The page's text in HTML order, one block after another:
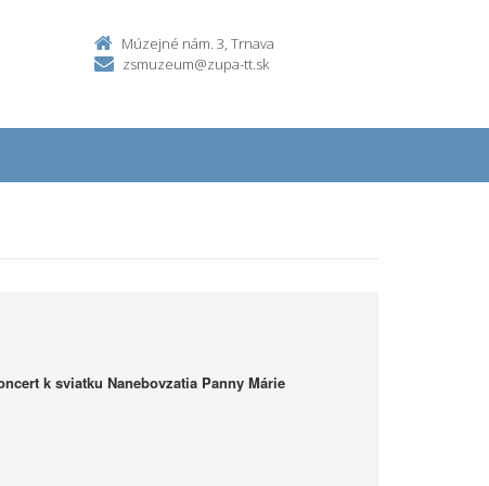
Múzejné nám. 3, Trnava
zsmuzeum@zupa-tt.sk
k sviatku Nanebovzatia Panny Márie